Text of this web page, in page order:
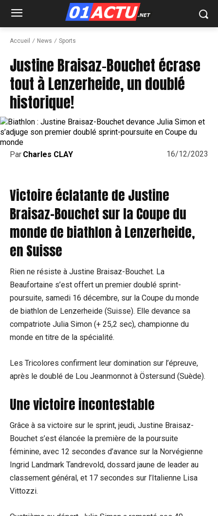
Accueil News Sports
Justine Braisaz-Bouchet écrase
tout à Lenzerheide, un doublé
historique!
16/12/2023
Par Charles CLAY
Victoire éclatante de Justine
Braisaz-Bouchet sur la Coupe du
monde de biathlon à Lenzerheide,
en Suisse
Rien ne résiste à Justine Braisaz-Bouchet. La
Beaufortaine s’est offert un premier doublé sprint-
poursuite, samedi 16 décembre, sur la Coupe du monde
de biathlon de Lenzerheide (Suisse). Elle devance sa
compatriote Julia Simon (+ 25,2 sec), championne du
monde en titre de la spécialité.
Les Tricolores confirment leur domination sur l’épreuve,
après le doublé de Lou Jeanmonnot à Östersund (Suède).
Une victoire incontestable
Grâce à sa victoire sur le sprint, jeudi, Justine Braisaz-
Bouchet s’est élancée la première de la poursuite
féminine, avec 12 secondes d’avance sur la Norvégienne
Ingrid Landmark Tandrevold, dossard jaune de leader au
classement général, et 17 secondes sur l’Italienne Lisa
Vittozzi.